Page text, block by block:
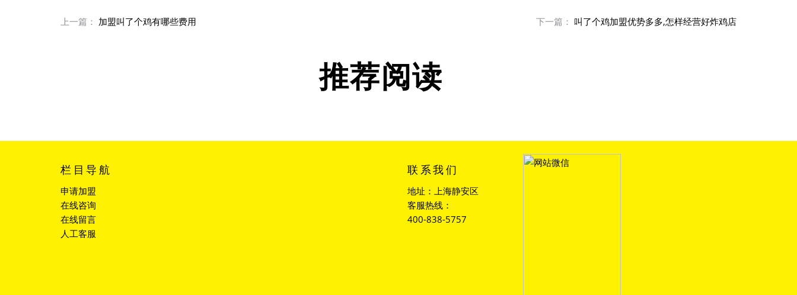
上一篇： 加盟叫了个鸡有哪些费用 下一篇： 叫了个鸡加盟优势多多,怎样经营好炸鸡店
推荐阅读
栏目导航
申请加盟
在线咨询
在线留言
人工客服
联系我们
地址：上海静安区
客服热线：
400-838-5757